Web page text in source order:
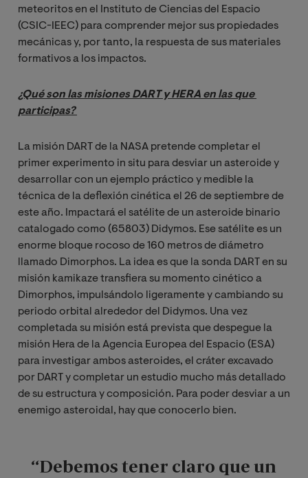
meteoritos en el Instituto de Ciencias del Espacio
(CSIC-IEEC) para comprender mejor sus propiedades
mecánicas y, por tanto, la respuesta de sus materiales
formativos a los impactos.
¿Qué son las misiones DART y HERA en las que
participas?
La misión DART de la NASA pretende completar el
primer experimento in situ para desviar un asteroide y
desarrollar con un ejemplo práctico y medible la
técnica de la deflexión cinética el 26 de septiembre de
este año. Impactará el satélite de un asteroide binario
catalogado como (65803) Didymos. Ese satélite es un
enorme bloque rocoso de 160 metros de diámetro
llamado Dimorphos. La idea es que la sonda DART en su
misión kamikaze transfiera su momento cinético a
Dimorphos, impulsándolo ligeramente y cambiando su
periodo orbital alrededor del Didymos. Una vez
completada su misión está prevista que despegue la
misión Hera de la Agencia Europea del Espacio (ESA)
para investigar ambos asteroides, el cráter excavado
por DART y completar un estudio mucho más detallado
de su estructura y composición. Para poder desviar a un
enemigo asteroidal, hay que conocerlo bien.
“Debemos tener claro que un